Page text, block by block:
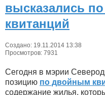
высказались
квитанций
Создано: 19.11.2014 13:38
Просмотров: 7931
Сегодня в мэрии
позицию по двойным
содержание жилья,